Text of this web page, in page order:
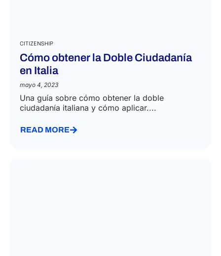
CITIZENSHIP
Cómo obtener la Doble Ciudadanía
en Italia
mayo 4, 2023
Una guía sobre cómo obtener la doble
ciudadanía italiana y cómo aplicar....
READ MORE